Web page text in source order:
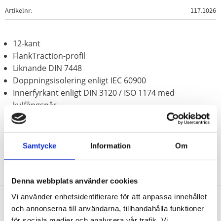
Samtycke Information Om
Denna webbplats använder cookies
Vi använder enhetsidentifierare för att anpassa innehållet
och annonserna till användarna, tillhandahålla funktioner
Artikelnr 117.1026
12-kant
FlankTraction-profil
Liknande DIN 7448
Doppningsisolering enligt IEC 60900
Innerfyrkant enligt DIN 3120 / ISO 1174 med
kulfångspår
Krom vanadium
Nyhetsbrev